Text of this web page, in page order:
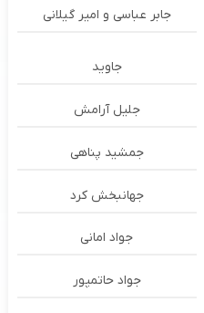
جابر عباسی و امیر گیلانی
جاوید
جلیل آرامش
جمشید پناهی
جهانبخش کرد
جواد امانی
جواد حاتمپور